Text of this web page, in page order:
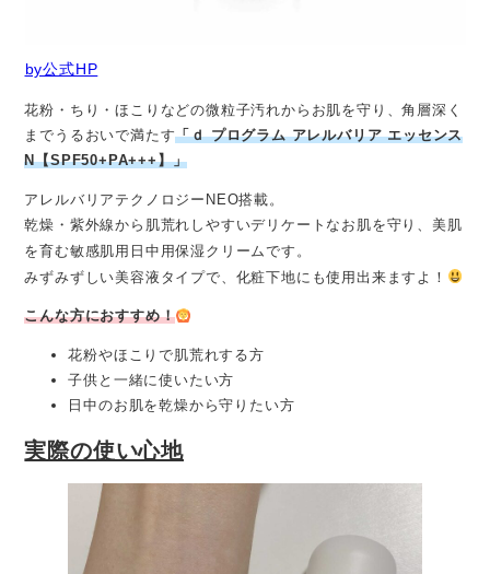
by公式HP
花粉・ちり・ほこりなどの微粒子汚れからお肌を守り、角層深く
までうるおいで満たす「ｄ プログラム アレルバリア エッセンス
N【SPF50+PA+++】」
アレルバリアテクノロジーNEO搭載。
乾燥・紫外線から肌荒れしやすいデリケートなお肌を守り、美肌
を育む敏感肌用日中用保湿クリームです。
みずみずしい美容液タイプで、化粧下地にも使用出来ますよ！
こんな方におすすめ！
花粉やほこりで肌荒れする方
子供と一緒に使いたい方
日中のお肌を乾燥から守りたい方
実際の使い心地